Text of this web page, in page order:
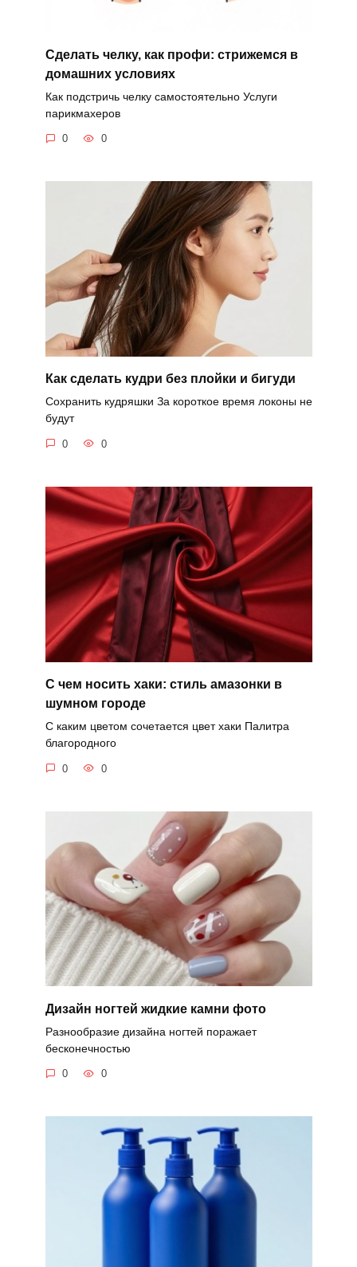
Сделать челку, как профи: стрижемся в
домашних условиях
Как подстричь челку самостоятельно Услуги
парикмахеров
0 0
Как сделать кудри без плойки и бигуди
Сохранить кудряшки За короткое время локоны не
будут
0 0
С чем носить хаки: стиль амазонки в
шумном городе
С каким цветом сочетается цвет хаки Палитра
благородного
0 0
Дизайн ногтей жидкие камни фото
Разнообразие дизайна ногтей поражает
бесконечностью
0 0